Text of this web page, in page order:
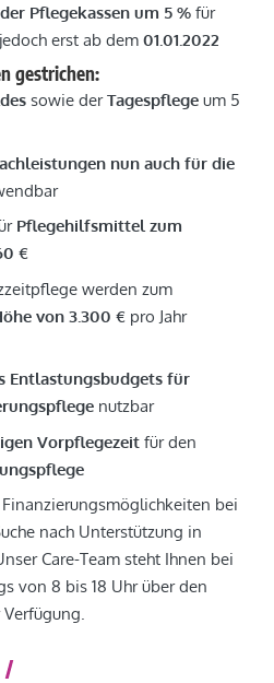
Pflegekassen um 5 % für
erst ab dem 01.01.2022
gestrichen:
sowie derTagespflege um 5
nun auch für die
Pflegehilfsmittel zum
€
werden zum
von 3.300 € pro Jahr
Entlastungsbudgets für
nutzbar
Vorpflegezeit für den
bei
nach Unterstützung in
Care-Team steht Ihnen bei
von 8 bis 18 Uhr über den
Verfügung.